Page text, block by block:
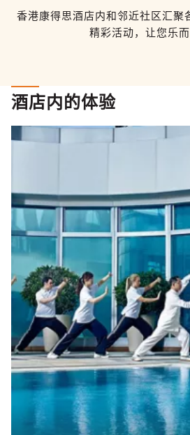
香港康得思酒店内和邻近社区汇聚
精彩活动，让您乐而
酒店内的体验